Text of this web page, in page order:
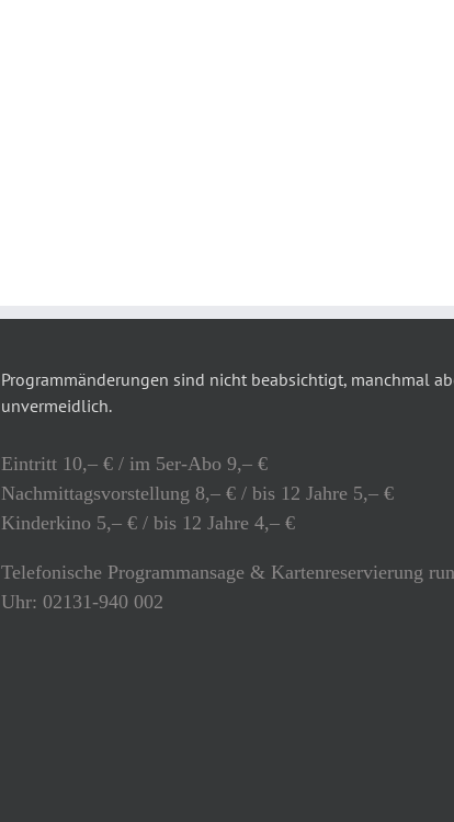
Programmänderungen sind nicht beabsichtigt, manchmal
unvermeidlich.
Eintritt 10,– € / im 5er-Abo 9,– €
Nachmittagsvorstellung 8,– € / bis 12 Jahre 5,– €
Kinderkino 5,– € / bis 12 Jahre 4,– €
Telefonische Programmansage & Kartenreservierung
Uhr: 02131-940 002